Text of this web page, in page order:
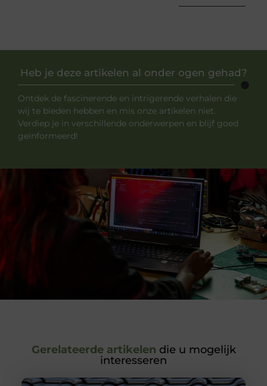
Heb je deze artikelen al onder ogen gehad?
Ontdek de fascinerende en intrigerende verhalen die
wij te bieden hebben en mis onze artikelen niet.
Verdiep je in verschillende onderwerpen en blijf goed
geïnformeerd!
Gerelateerde artikelen die u mogelijk
interesseren